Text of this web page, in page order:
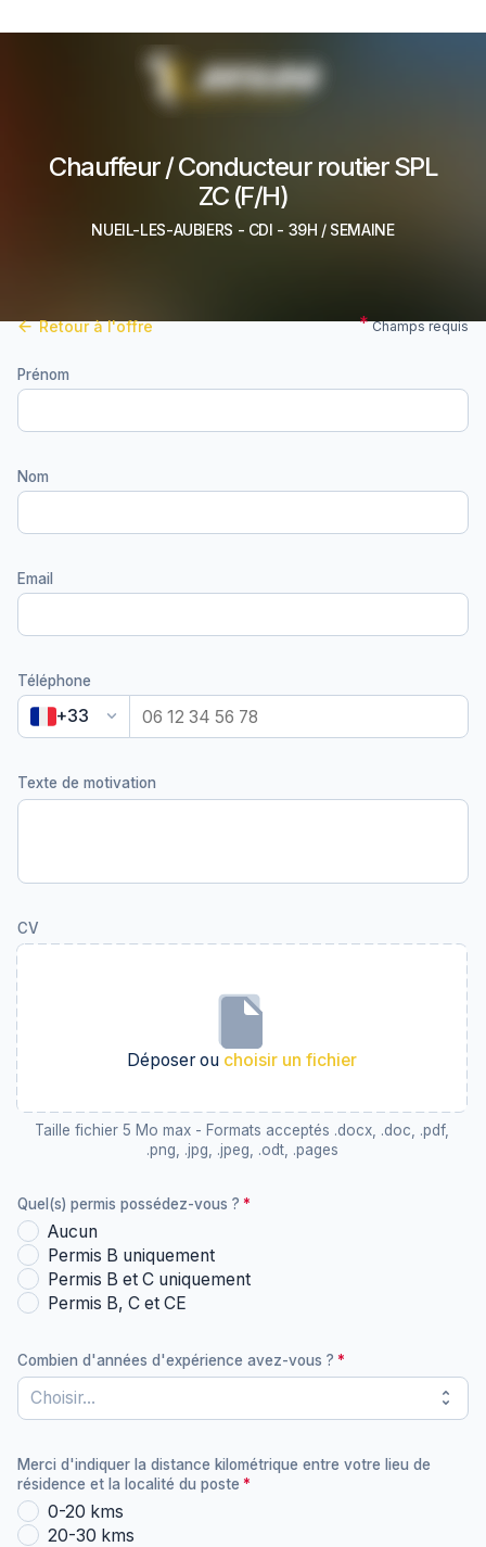
Chauffeur / Conducteur routier SPL
ZC (F/H)
NUEIL-LES-AUBIERS - CDI - 39H / SEMAINE
Retour à l'offre Champs requis
Prénom
Nom
Email
Téléphone
+33 keyboard_arrow_down
Texte de motivation
CV
Déposer ou choisir un fichier
Taille fichier 5 Mo max - Formats acceptés .docx, .doc, .pdf,
.png, .jpg, .jpeg, .odt, .pages
Quel(s) permis possédez-vous ?
Aucun
Permis B uniquement
Permis B et C uniquement
Permis B, C et CE
Combien d'années d'expérience avez-vous ?
Choisir... unfold_more
Merci d'indiquer la distance kilométrique entre votre lieu de
résidence et la localité du poste
0-20 kms
20-30 kms